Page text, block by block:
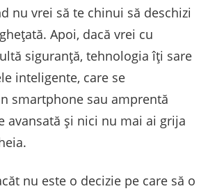
nu vrei să te chinui să deschizi
Apoi, dacă vrei cu
siguranță, tehnologia îți sare
inteligente, care se
smartphone sau amprentă
avansată și nici nu mai ai grija
nu este o decizie pe care să o